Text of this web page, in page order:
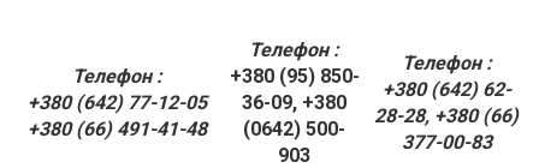
Телефон :
+380 (642) 77-12-05
+380 (66) 491-41-48
Телефон :
+380 (95) 850-
36-09, +380
(0642) 500-
903
Телефон :
+380 (642) 62-
28-28, +380 (66)
377-00-83